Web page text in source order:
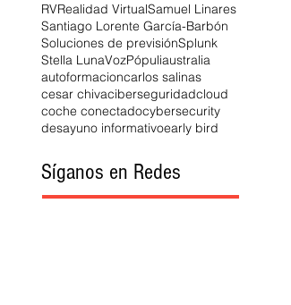
RVRealidad VirtualSamuel Linares
Santiago Lorente García-Barbón
Soluciones de previsiónSplunk
Stella LunaVozPópuliaustralia
autoformacioncarlos salinas
cesar chivaciberseguridadcloud
coche conectadocybersecurity
desayuno informativoearly bird
Síganos en Redes